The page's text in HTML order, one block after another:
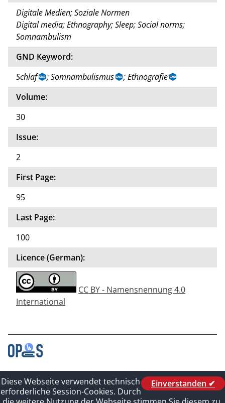
Digitale Medien; Soziale Normen
Digital media; Ethnography; Sleep; Social norms;
Somnambulism
GND Keyword:
Schlaf
; Somnambulismus
; Ethnografie
Volume:
30
Issue:
2
First Page:
95
Last Page:
100
Licence (German):
CC BY - Namensnennung 4.0
International
Contact
Legal_of_Dataprotect
Imprint
Einverstanden ✔
Diese Webseite verwendet technisch
erforderliche Session-Cookies. Durch